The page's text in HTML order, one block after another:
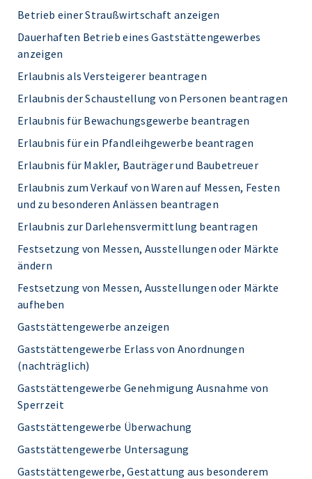
Betrieb einer Straußwirtschaft anzeigen
Dauerhaften Betrieb eines Gaststättengewerbes
anzeigen
Erlaubnis als Versteigerer beantragen
Erlaubnis der Schaustellung von Personen beantragen
Erlaubnis für Bewachungsgewerbe beantragen
Erlaubnis für ein Pfandleihgewerbe beantragen
Erlaubnis für Makler, Bauträger und Baubetreuer
Erlaubnis zum Verkauf von Waren auf Messen, Festen
und zu besonderen Anlässen beantragen
Erlaubnis zur Darlehensvermittlung beantragen
Festsetzung von Messen, Ausstellungen oder Märkte
ändern
Festsetzung von Messen, Ausstellungen oder Märkte
aufheben
Gaststättengewerbe anzeigen
Gaststättengewerbe Erlass von Anordnungen
(nachträglich)
Gaststättengewerbe Genehmigung Ausnahme von
Sperrzeit
Gaststättengewerbe Überwachung
Gaststättengewerbe Untersagung
Gaststättengewerbe, Gestattung aus besonderem